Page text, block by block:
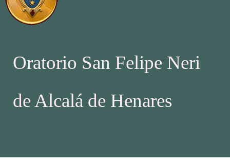
Oratorio San Felipe Neri
de Alcalá de Henares